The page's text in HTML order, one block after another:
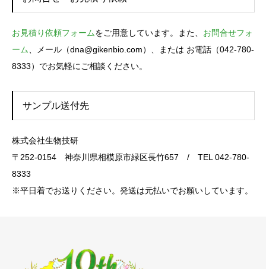
お見積り依頼フォームをご用意しています。また、 お問合せフォ
ーム
、メール（dna@gikenbio.com）、または お電話（042-780-
8333）でお気軽にご相談ください。
サンプル送付先
株式会社生物技研
〒252-0154 神奈川県相模原市緑区長竹657 / TEL 042-780-
8333
※平日着でお送りください。発送は元払いでお願いしています。